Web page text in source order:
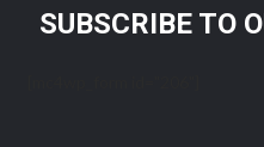
SUBSCRIBE TO